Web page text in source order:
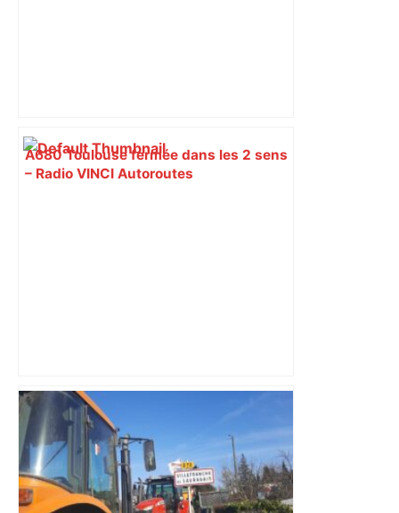
A680 Toulouse fermée dans les 2 sens
– Radio VINCI Autoroutes
Spacer’s Toulouse : on vous explique
les coulisses du départ anticipé du
coach Patrick Duflos – ladepeche.fr